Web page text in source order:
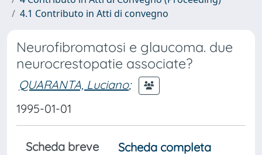
4.1 Contributo in Atti di convegno
Neurofibromatosi e glaucoma. due
neurocrestopatie associate?
QUARANTA, Luciano;
1995-01-01
Scheda breve
Scheda completa